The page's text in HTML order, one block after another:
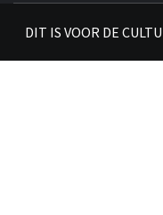
DIT IS VOOR DE